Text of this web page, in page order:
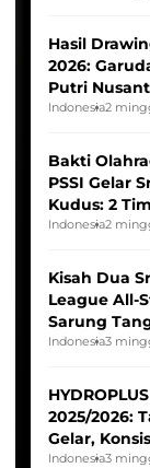
Hasil
2026:
Putri
Indonesia2
Bakti
PSSI Gelar
Kudus: 2
Tim Asia
Indonesia2
Kisah Dua
League All-
Sarung
Pernah
Indonesia3
2025/2026:
Gelar,
Indonesia3